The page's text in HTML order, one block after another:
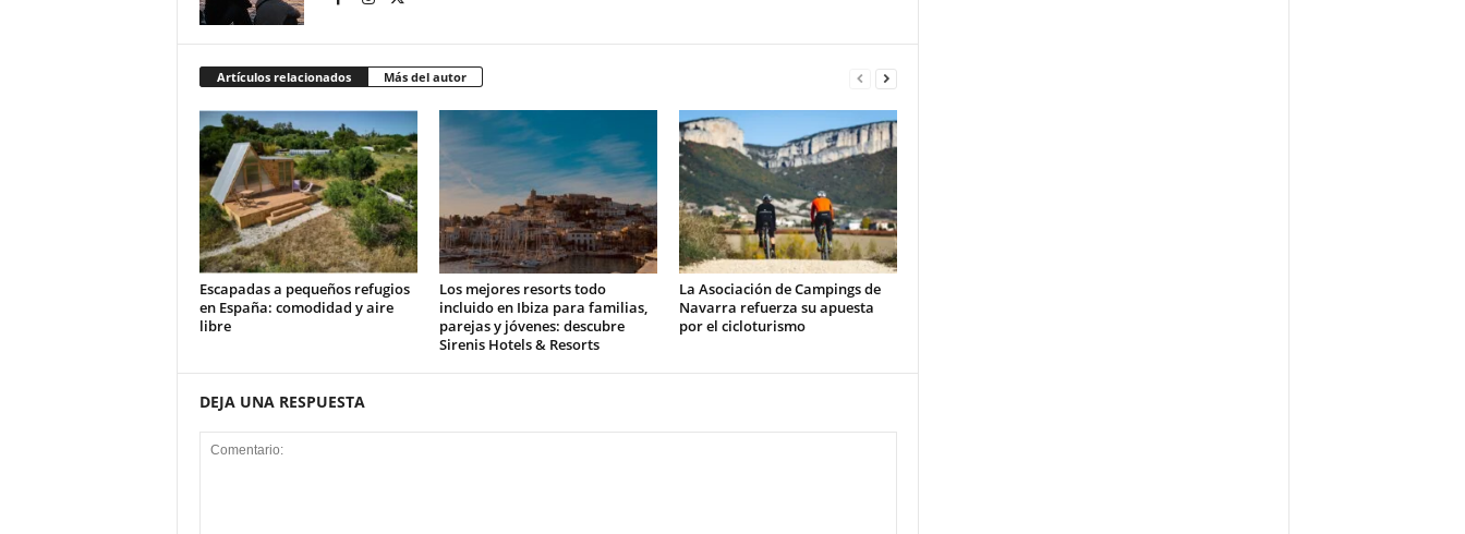
Artículos relacionados Más del autor
Escapadas a pequeños refugios
en España: comodidad y aire
libre
Los mejores resorts todo
incluido en Ibiza para familias,
parejas y jóvenes: descubre
Sirenis Hotels & Resorts
La Asociación de Campings de
Navarra refuerza su apuesta
por el cicloturismo
DEJA UNA RESPUESTA